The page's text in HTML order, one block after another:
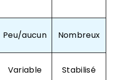
Peu/aucun Nombreux
Variable Stabilisé